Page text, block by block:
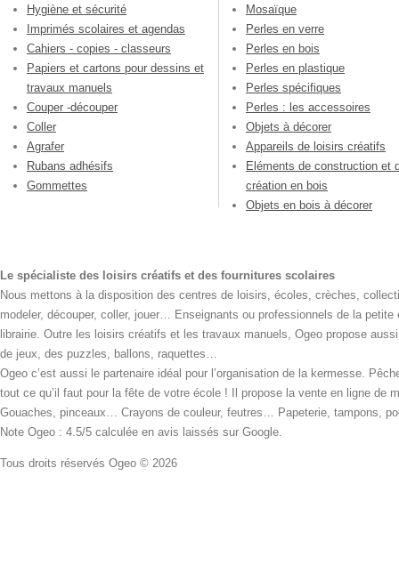
Hygiène et sécurité
Imprimés scolaires et agendas
Cahiers - copies - classeurs
Papiers et cartons pour dessins et
travaux manuels
Couper -découper
Coller
Agrafer
Rubans adhésifs
Gommettes
Mosaïque
Perles en verre
Perles en bois
Perles en plastique
Perles spécifiques
Perles : les accessoires
Objets à décorer
Appareils de loisirs créatifs
Eléments de construction et
création en bois
Objets en bois à décorer
Le spécialiste des loisirs créatifs et des fournitures scolaires
Nous mettons à la disposition des centres de loisirs, écoles, crèches,
modeler, découper, coller, jouer… Enseignants ou professionnels de la
librairie. Outre les loisirs créatifs et les travaux manuels, Ogeo propose
de jeux, des puzzles, ballons, raquettes…
Ogeo c’est aussi le partenaire idéal pour l’organisation de la kermesse.
tout ce qu’il faut pour la fête de votre école ! Il propose la vente en ligne
Gouaches, pinceaux… Crayons de couleur, feutres… Papeterie, tampons,
Note Ogeo : 4.5/5 calculée en avis laissés sur Google.
Tous droits réservés Ogeo © 2026